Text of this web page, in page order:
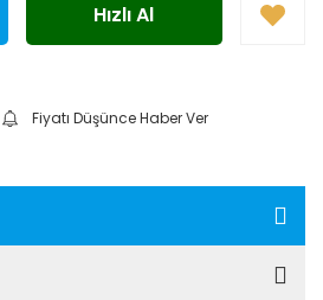
Hızlı Al
Fiyatı Düşünce Haber Ver